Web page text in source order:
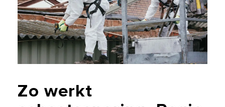
Zo werkt